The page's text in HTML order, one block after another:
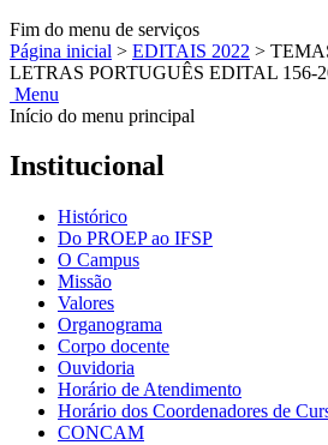
Fim do menu de serviços
Página inicial > EDITAIS 2022 >
LETRAS PORTUGUÊS EDITAL 156-
Menu
Início do menu principal
Institucional
Histórico
Do PROEP ao IFSP
O Campus
Missão
Valores
Organograma
Corpo docente
Ouvidoria
Horário de Atendimento
Horário dos Coordenadores de
CONCAM